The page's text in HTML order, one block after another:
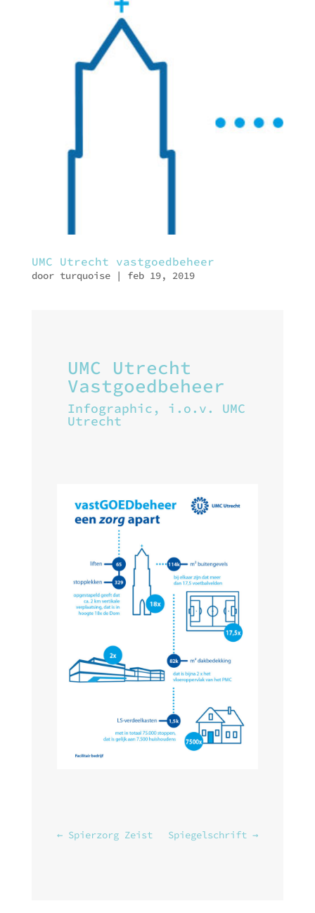
UMC Utrecht vastgoedbeheer
door turquoise| feb 19, 2019
UMC Utrecht
Vastgoedbeheer
Infographic, i.o.v. UMC
Utrecht
← Spierzorg Zeist Spiegelschrift →